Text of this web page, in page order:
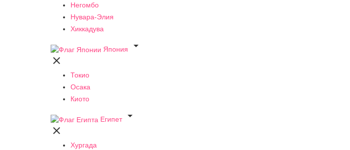
Негомбо
Нувара-Элия
Хиккадува
Япония


Токио
Осака
Киото
Египет


Хургада